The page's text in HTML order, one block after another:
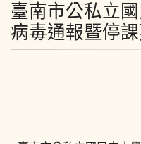
臺南市公私立
病毒通報暨停